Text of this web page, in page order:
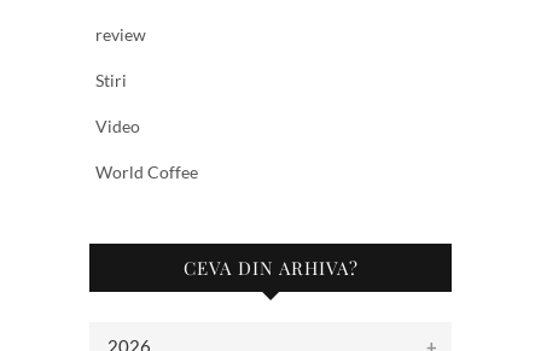
review
Stiri
Video
World Coffee
CEVA DIN ARHIVA?
2026